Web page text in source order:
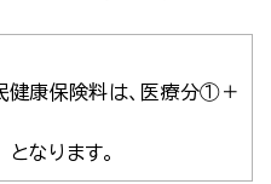
健康保険料は、医療分①＋
となります。